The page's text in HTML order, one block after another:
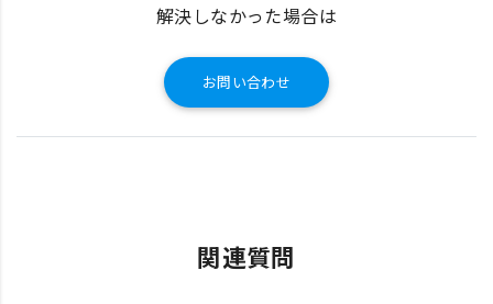
解決しなかった場合は
お問い合わせ
関連質問